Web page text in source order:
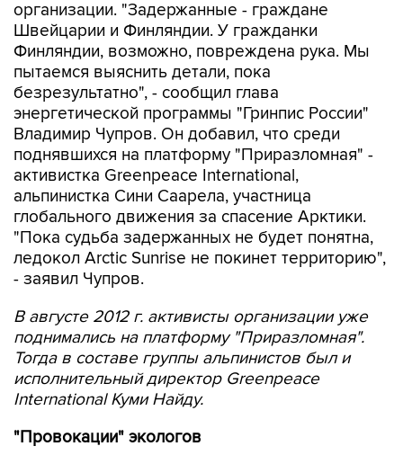
организации. "Задержанные - граждане
Швейцарии и Финляндии. У гражданки
Финляндии, возможно, повреждена рука. Мы
пытаемся выяснить детали, пока
безрезультатно", - сообщил глава
энергетической программы "Гринпис России"
Владимир Чупров. Он добавил, что среди
поднявшихся на платформу "Приразломная" -
активистка Greenpeace International,
альпинистка Сини Саарела, участница
глобального движения за спасение Арктики.
"Пока судьба задержанных не будет понятна,
ледокол Arctic Sunrise не покинет территорию",
- заявил Чупров.
В августе 2012 г. активисты организации уже
поднимались на платформу "Приразломная".
Тогда в составе группы альпинистов был и
исполнительный директор Greenpeace
International Куми Найду.
"Провокации" экологов